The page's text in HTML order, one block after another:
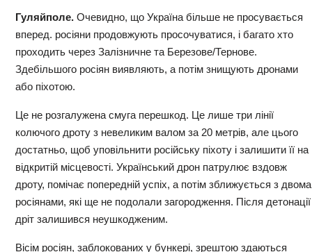
Гуляйполе. Очевидно, що Україна більше не просувається
вперед. росіяни продовжують просочуватися, і багато хто
проходить через Залізничне та Березове/Тернове.
Здебільшого росіян виявляють, а потім знищують дронами
або піхотою.
Це не розгалужена смуга перешкод. Це лише три лінії
колючого дроту з невеликим валом за 20 метрів, але цього
достатньо, щоб уповільнити російську піхоту і залишити її на
відкритій місцевості. Український дрон патрулює вздовж
дроту, помічає попередній успіх, а потім зближується з двома
росіянами, які ще не подолали загородження. Після детонації
дріт залишився неушкодженим.
Вісім росіян, заблокованих у бункері, зрештою здаються